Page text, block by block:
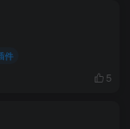
件
5